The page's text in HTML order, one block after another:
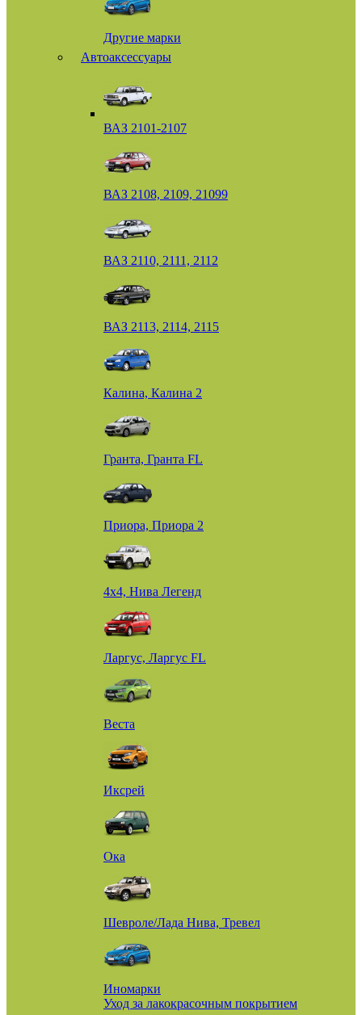
Другие марки
Автоаксессуары
ВАЗ 2101-2107
ВАЗ 2108, 2109, 21099
ВАЗ 2110, 2111, 2112
ВАЗ 2113, 2114, 2115
Калина, Калина 2
Гранта, Гранта FL
Приора, Приора 2
4х4, Нива Легенд
Ларгус, Ларгус FL
Веста
Иксрей
Ока
Шевроле/Лада Нива, Тревел
Иномарки
Уход за лакокрасочным покрытием